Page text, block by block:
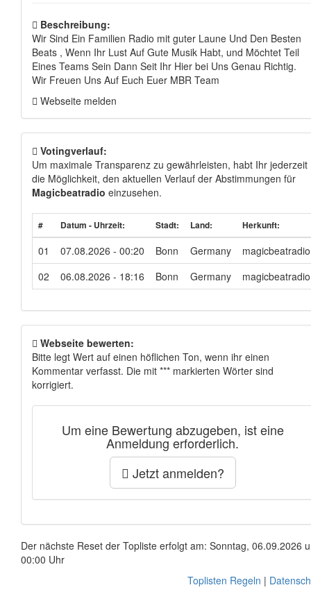
Beschreibung:
Wir Sind Ein Familien Radio mit guter Laune Und Den Besten
Beats , Wenn Ihr Lust Auf Gute Musik Habt, und Möchtet Teil
Eines Teams Sein Dann Seit Ihr Hier bei Uns Genau Richtig.
Wir Freuen Uns Auf Euch Euer MBR Team
Webseite melden
Votingverlauf:
Um maximale Transparenz zu gewährleisten, habt Ihr jederzeit
die Möglichkeit, den aktuellen Verlauf der Abstimmungen für
Magicbeatradio einzusehen.
# Datum - Uhrzeit: Stadt: Land: Herkunft:
01 07.08.2026 - 00:20 Bonn Germany
02
06.08.2026 - 18:16 Bonn Germany
Webseite bewerten:
Bitte legt Wert auf einen höflichen Ton, wenn ihr einen
Kommentar verfasst. Die mit *** markierten Wörter sind
korrigiert.
Um eine Bewertung abzugeben, ist eine
Anmeldung erforderlich.
Jetzt anmelden?
Der nächste Reset der Topliste erfolgt am: Sonntag, 06.09.2026
00:00 Uhr
Toplisten Regeln |